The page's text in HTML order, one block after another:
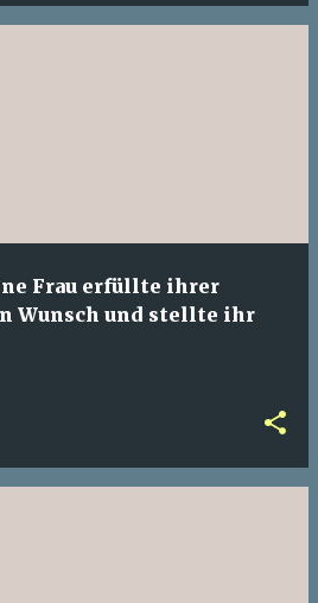
Frau erfüllte ihrer
Wunsch und stellte ihr